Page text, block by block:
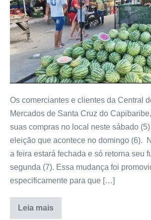
Os comerciantes e clientes da Central
Mercados de Santa Cruz do
suas compras no local neste sábado
eleição que acontece no domingo (6).
a feira estará fechada e só retorna seu
segunda (7). Essa mudança foi
especificamente para que […]
Leia mais